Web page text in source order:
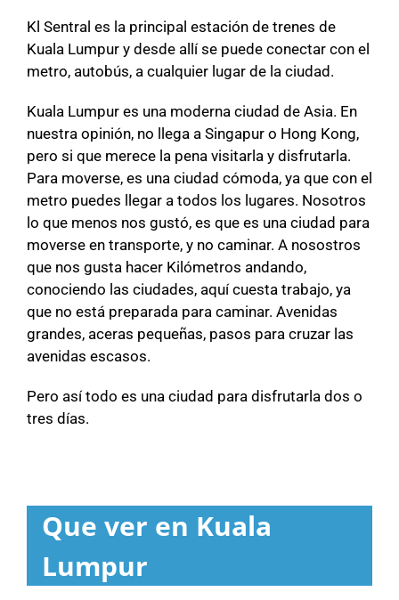
Kl Sentral es la principal estación de trenes de
Kuala Lumpur y desde allí se puede conectar con el
metro, autobús, a cualquier lugar de la ciudad.
Kuala Lumpur es una moderna ciudad de Asia. En
nuestra opinión, no llega a Singapur o Hong Kong,
pero si que merece la pena visitarla y disfrutarla.
Para moverse, es una ciudad cómoda, ya que con el
metro puedes llegar a todos los lugares. Nosotros
lo que menos nos gustó, es que es una ciudad para
moverse en transporte, y no caminar. A nosostros
que nos gusta hacer Kilómetros andando,
conociendo las ciudades, aquí cuesta trabajo, ya
que no está preparada para caminar. Avenidas
grandes, aceras pequeñas, pasos para cruzar las
avenidas escasos.
Pero así todo es una ciudad para disfrutarla dos o
tres días.
Que ver en Kuala
Lumpur